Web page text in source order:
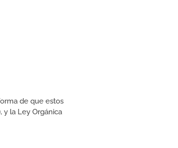
de que estos
y la Ley Orgánica